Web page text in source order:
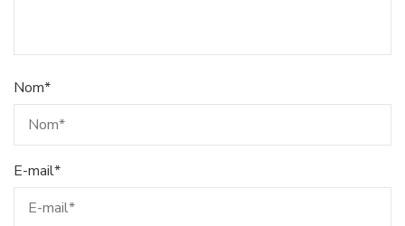
Nom*
E-mail*